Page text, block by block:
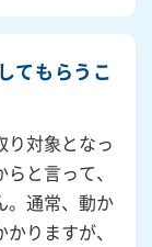
てもらうこ
り対象となっ
と言って、
。通常、動か
りますが、